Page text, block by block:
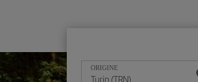
ORIGINE